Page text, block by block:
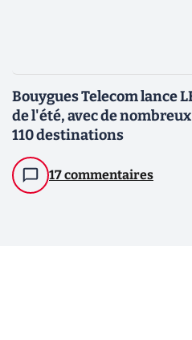
Bouygues Telecom lance
de l'été, avec de
110 destinations
17 commentaires